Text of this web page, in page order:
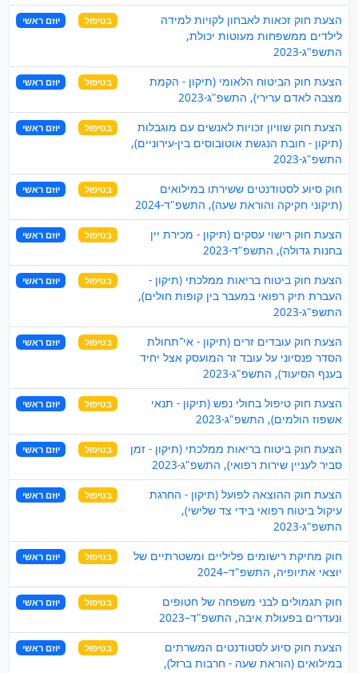
הצעת חוק זכאות לאבחון לקויות למידה
לילדים ממשפחות מעוטות יכולת,
התשפ"ג-2023
בטיפול יוזם ראשי
הצעת חוק הביטוח הלאומי (תיקון - הקמת
מצבה לאדם ערירי), התשפ"ג-2023
בטיפול יוזם ראשי
הצעת חוק שוויון זכויות לאנשים עם מוגבלות
(תיקון - חובת הנגשת אוטובוסים בין-עירוניים),
התשפ"ג-2023
בטיפול יוזם ראשי
חוק סיוע לסטודנטים ששירתו במילואים
(תיקוני חקיקה והוראת שעה), התשפ"ד-2024
בטיפול יוזם ראשי
הצעת חוק רישוי עסקים (תיקון - מכירת יין
בחנות גדולה), התשפ"ד-2023
בטיפול יוזם ראשי
הצעת חוק ביטוח בריאות ממלכתי (תיקון -
העברת תיק רפואי במעבר בין קופות חולים),
התשפ"ג-2023
בטיפול יוזם ראשי
הצעת חוק עובדים זרים (תיקון - אי־תחולת
הסדר פנסיוני על עובד זר המועסק אצל יחיד
בענף הסיעוד), התשפ"ג-2023
בטיפול יוזם ראשי
הצעת חוק טיפול בחולי נפש (תיקון - תנאי
אשפוז הולמים), התשפ"ג-2023
בטיפול יוזם ראשי
הצעת חוק ביטוח בריאות ממלכתי (תיקון - זמן
סביר לעניין שירות רפואי), התשפ"ג-2023
בטיפול יוזם ראשי
הצעת חוק ההוצאה לפועל (תיקון - החרגת
עיקול ביטוח רפואי בידי צד שלישי),
התשפ"ג-2023
בטיפול יוזם ראשי
חוק מחיקת רישומים פליליים ומשטרתיים של
יוצאי אתיופיה, התשפ"ד–2024
בטיפול יוזם ראשי
חוק תגמולים לבני משפחה של חטופים
ונעדרים בפעולת איבה, התשפ"ד–2023
בטיפול יוזם ראשי
הצעת חוק סיוע לסטודנטים המשרתים
במילואים (הוראת שעה - חרבות ברזל),
בטיפול יוזם ראשי